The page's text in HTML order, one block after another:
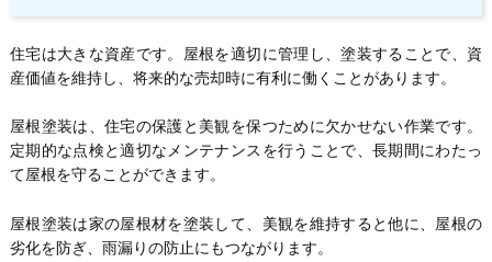
住宅は大きな資産です。屋根を適切に管理し、塗装することで、資
産価値を維持し、将来的な売却時に有利に働くことがあります。
屋根塗装は、住宅の保護と美観を保つために欠かせない作業です。
定期的な点検と適切なメンテナンスを行うことで、長期間にわたっ
て屋根を守ることができます。
屋根塗装は家の屋根材を塗装して、美観を維持すると他に、屋根の
劣化を防ぎ、雨漏りの防止にもつながります。